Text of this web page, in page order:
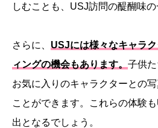
しむことも、USJ訪問の醍醐味の
さらに、 USJには様々なキャラ
ィングの機会もあります。 子供
お気に入りのキャラクターとの
ことができます。これらの体験
出となるでしょう。